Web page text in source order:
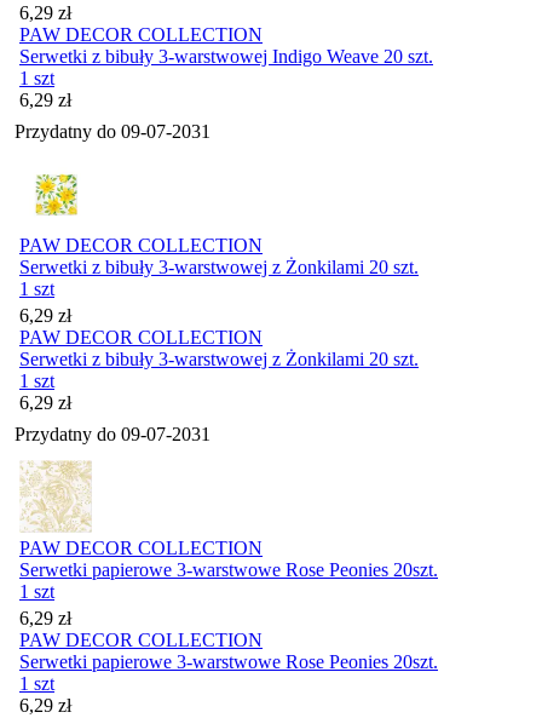
Cena
6,29 zł
PAW DECOR COLLECTION
Serwetki z bibuły 3-warstwowej Indigo Weave 20 szt.
1 szt
Cena
6,29 zł
Przydatny do 09-07-2031
PAW DECOR COLLECTION
Serwetki z bibuły 3-warstwowej z Żonkilami 20 szt.
1 szt
Cena
6,29 zł
PAW DECOR COLLECTION
Serwetki z bibuły 3-warstwowej z Żonkilami 20 szt.
1 szt
Cena
6,29 zł
Przydatny do 09-07-2031
PAW DECOR COLLECTION
Serwetki papierowe 3-warstwowe Rose Peonies 20szt.
1 szt
Cena
6,29 zł
PAW DECOR COLLECTION
Serwetki papierowe 3-warstwowe Rose Peonies 20szt.
1 szt
Cena
6,29 zł